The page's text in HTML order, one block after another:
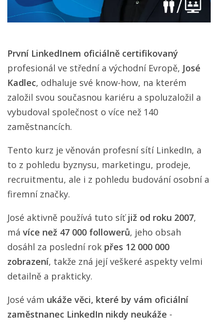
První LinkedInem oficiálně certifikovaný
profesionál ve střední a východní Evropě, José
Kadlec, odhaluje své know-how, na kterém
založil svou současnou kariéru a spoluzaložil a
vybudoval společnost o více než 140
zaměstnancích.
Tento kurz je věnován profesní sítí LinkedIn, a
to z pohledu byznysu, marketingu, prodeje,
recruitmentu, ale i z pohledu budování osobní a
firemní značky.
José aktivně používá tuto síťjiž od roku 2007,
má více než 47 000 followerů, jeho obsah
dosáhl za poslední rok přes 12 000 000
zobrazení, takže zná její veškeré aspekty velmi
detailně a prakticky.
José vám ukáže věci, které by vám oficiální
zaměstnanec LinkedIn nikdy neukáže -